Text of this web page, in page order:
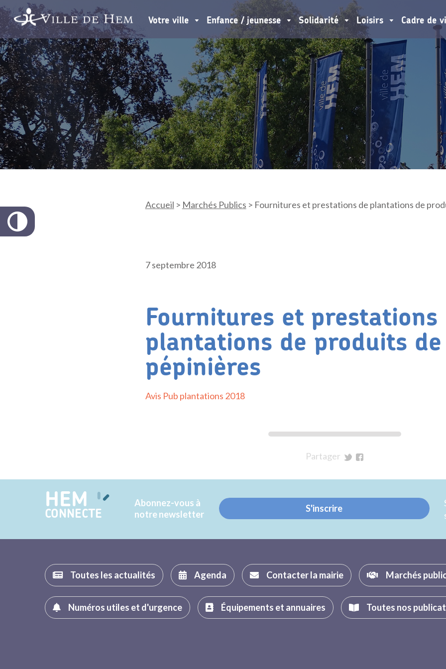
Votre ville Enfance / jeunesse Solidarité Loisirs Cadre de
Accueil > Marchés Publics > Fournitures et prestations de plantations de
7 septembre 2018
Fournitures et prestations
plantations de produits de
pépinières
Avis Pub plantations 2018
Partager
Twitter
Facebook
HEM
CONNECTE
Abonnez-vous à
notre newsletter
S'inscrire
Toutes les actualités Agenda Contacter la mairie Marchés
Numéros utiles et d'urgence Équipements et annuaires Toutes nos